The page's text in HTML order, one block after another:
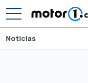
Noticias